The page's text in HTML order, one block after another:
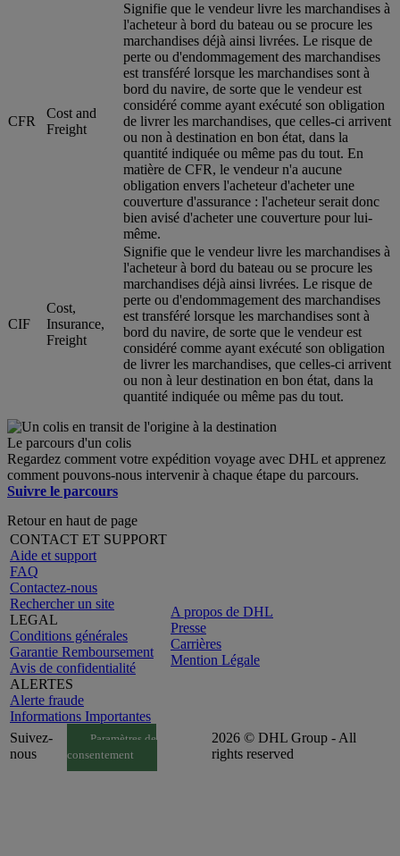
CFR
Cost and
Freight
Signifie que le vendeur livre les marchandises à
l'acheteur à bord du bateau ou se procure les
marchandises déjà ainsi livrées. Le risque de
perte ou d'endommagement des marchandises
est transféré lorsque les marchandises sont à
bord du navire, de sorte que le vendeur est
considéré comme ayant exécuté son obligation
de livrer les marchandises, que celles-ci arrivent
ou non à destination en bon état, dans la
quantité indiquée ou même pas du tout. En
matière de CFR, le vendeur n'a aucune
obligation envers l'acheteur d'acheter une
couverture d'assurance : l'acheteur serait donc
bien avisé d'acheter une couverture pour lui-
même.
CIF
Cost,
Insurance,
Freight
Signifie que le vendeur livre les marchandises à
l'acheteur à bord du bateau ou se procure les
marchandises déjà ainsi livrées. Le risque de
perte ou d'endommagement des marchandises
est transféré lorsque les marchandises sont à
bord du navire, de sorte que le vendeur est
considéré comme ayant exécuté son obligation
de livrer les marchandises, que celles-ci arrivent
ou non à leur destination en bon état, dans la
quantité indiquée ou même pas du tout.
Le parcours d'un colis
Regardez comment votre expédition voyage avec DHL et apprenez
comment pouvons-nous intervenir à chaque étape du parcours.
Suivre le parcours
Retour en haut de page
CONTACT ET SUPPORT
Aide et support
FAQ
Contactez-nous
Rechercher un site
LEGAL
Conditions générales
Garantie Remboursement
Avis de confidentialité
ALERTES
Alerte fraude
Informations Importantes
A propos de DHL
Presse
Carrières
Mention Légale
Suivez-
nous
Paramètres de
consentement
2026 © DHL Group - All
rights reserved